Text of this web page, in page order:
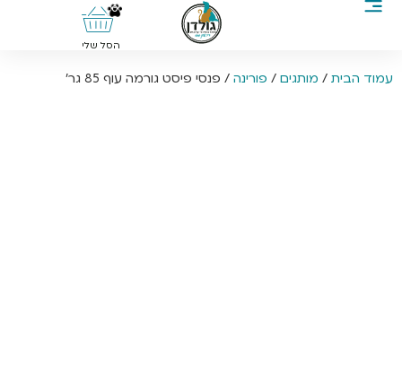
0
הסל שלי
עמוד הבית / מותגים / פורינה / פנסי פיסט גורמה עוף 85 גר’